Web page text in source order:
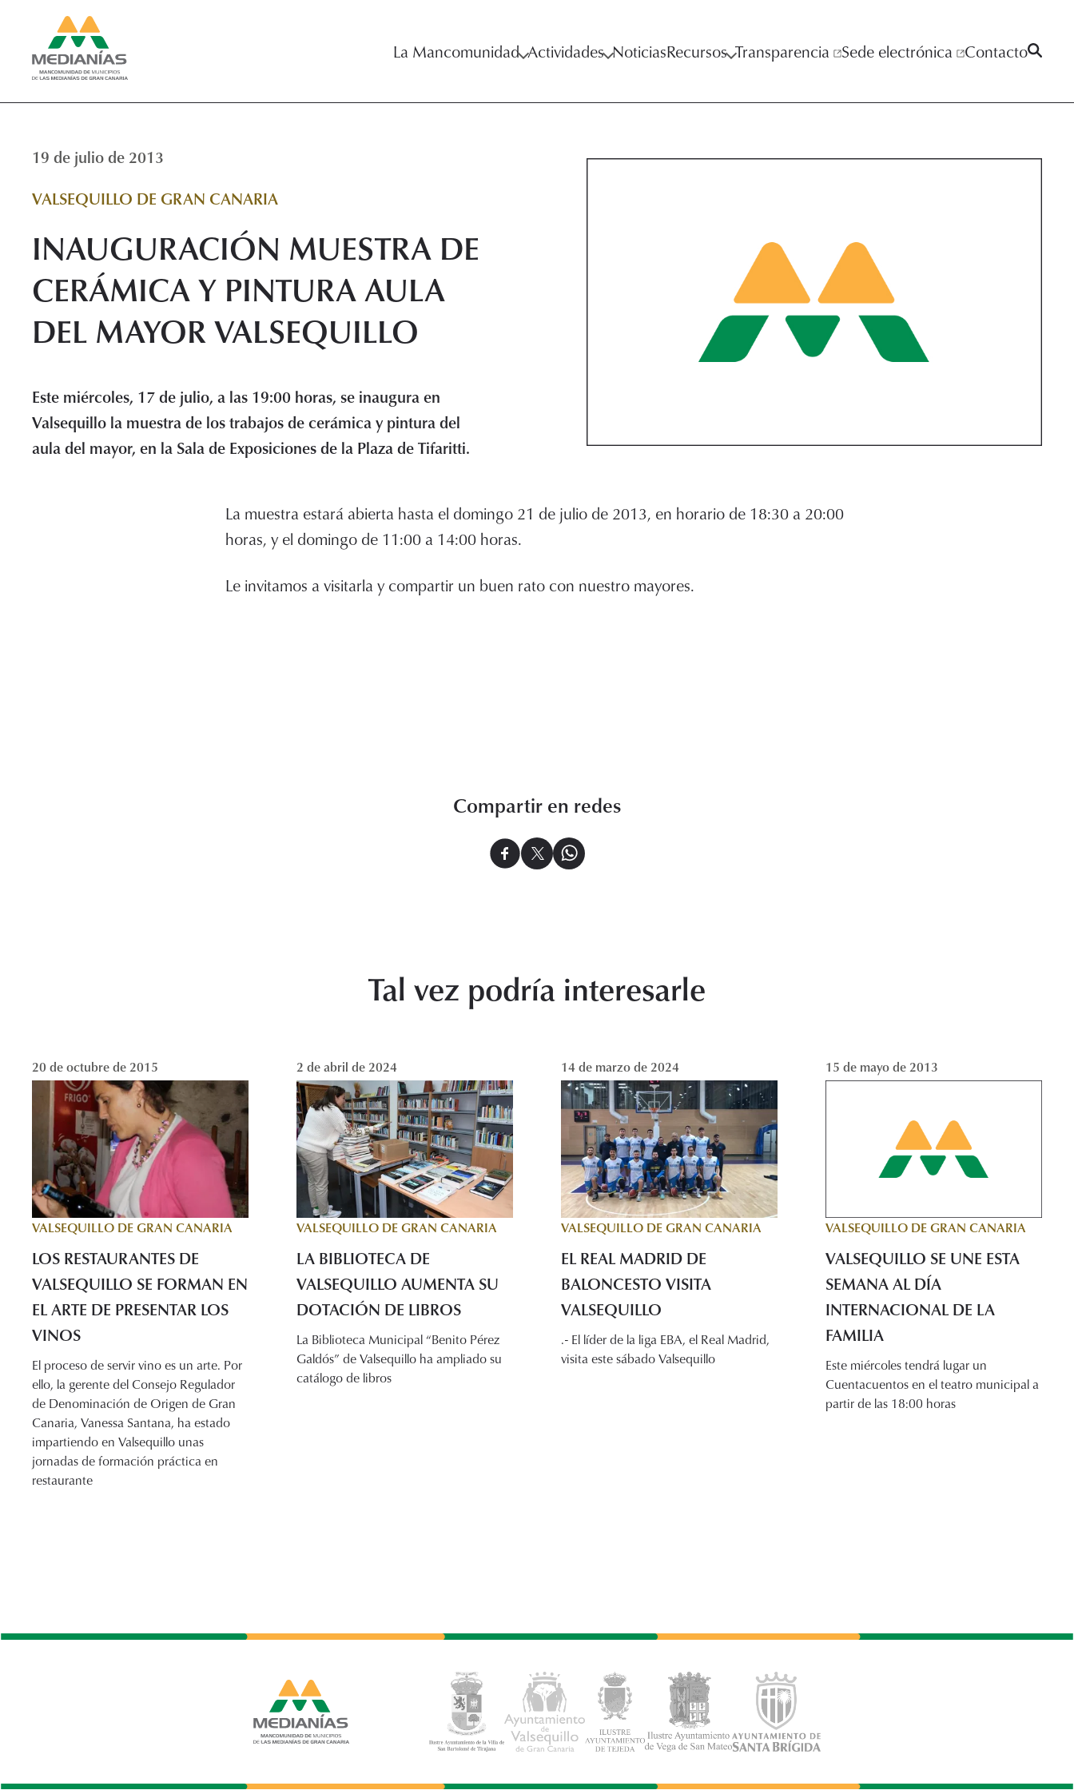
La Mancomunidad Actividades NoticiasRecursos Transparencia Sede electrónica Contacto
19 de julio de 2013
VALSEQUILLO DE GRAN CANARIA
INAUGURACIÓN MUESTRA DE
CERÁMICA Y PINTURA AULA
DEL MAYOR VALSEQUILLO
Este miércoles, 17 de julio, a las 19:00 horas, se inaugura en
Valsequillo la muestra de los trabajos de cerámica y pintura del
aula del mayor, en la Sala de Exposiciones de la Plaza de Tifaritti.
La muestra estará abierta hasta el domingo 21 de julio de 2013, en horario de 18:30 a 20:00
horas, y el domingo de 11:00 a 14:00 horas.
Le invitamos a visitarla y compartir un buen rato con nuestro mayores.
Compartir en redes
Tal vez podría interesarle
20 de octubre de 2015
VALSEQUILLO DE GRAN CANARIA
LOS RESTAURANTES DE
VALSEQUILLO SE FORMAN EN
EL ARTE DE PRESENTAR LOS
VINOS
El proceso de servir vino es un arte. Por
ello, la gerente del Consejo Regulador
de Denominación de Origen de Gran
Canaria, Vanessa Santana, ha estado
impartiendo en Valsequillo unas
jornadas de formación práctica en
restaurante
2 de abril de 2024
VALSEQUILLO DE GRAN CANARIA
LA BIBLIOTECA DE
VALSEQUILLO AUMENTA SU
DOTACIÓN DE LIBROS
La Biblioteca Municipal “Benito Pérez
Galdós” de Valsequillo ha ampliado su
catálogo de libros
14 de marzo de 2024
VALSEQUILLO DE GRAN CANARIA
EL REAL MADRID DE
BALONCESTO VISITA
VALSEQUILLO
.- El líder de la liga EBA, el Real Madrid,
visita este sábado Valsequillo
15 de mayo de 2013
VALSEQUILLO DE GRAN CANARIA
VALSEQUILLO SE UNE ESTA
SEMANA AL DÍA
INTERNACIONAL DE LA
FAMILIA
Este miércoles tendrá lugar un
Cuentacuentos en el teatro municipal a
partir de las 18:00 horas